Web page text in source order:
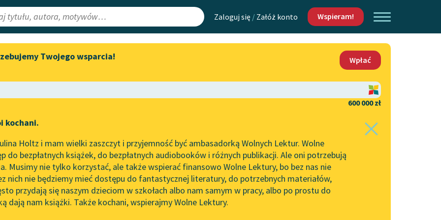
Zaloguj się / Załóż konto Wspieram!
Lektury
redakcyjne
Aktualności
Spotkanie z Katarzyną Tunkiel
do słuchania na Wolnych
Lekturach
Nowy audiobook – „Marzenie
o Oriencie” Sophie Elkan
Kolekcja Nadwyraz.com x
Wolne Lektury – idealna na
Mapa Wolnych Lektur
Leśmianator
API
OAI-PMH
Widget Wolnych Lektur
Kontakt
O projekcie
Zasady wykorzystania
Wolnych Lektur
Logotypy
Materiały promocyjne
Twojego wsparcia!
Wpłać
600 000 zł
kochani.
Holtz i mam wielki zaszczyt i przyjemność być ambasadorką Wolnych Lektur. Wolne
do bezpłatnych książek, do bezpłatnych audiobooków i różnych publikacji. Ale oni potrzebują
Musimy nie tylko korzystać, ale także wspierać finansowo Wolne Lektury, bo bez nas nie
nich nie będziemy mieć dostępu do fantastycznej literatury, do potrzebnych materiałów,
przydają się naszym dzieciom w szkołach albo nam samym w pracy, albo po prostu do
dają nam książki. Także kochani, wspierajmy Wolne Lektury.
Pozytywizm✖